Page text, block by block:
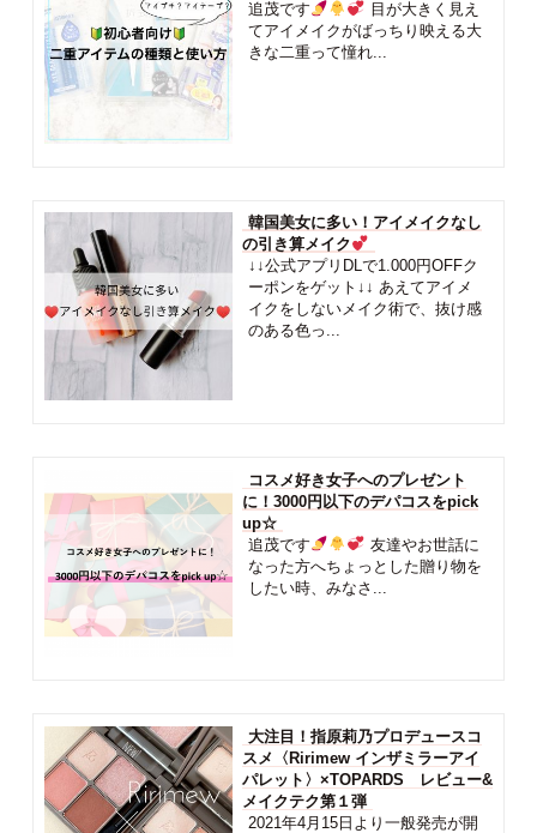
追茂です
目が大きく見え
てアイメイクがばっちり映える大
きな二重って憧れ...
韓国美女に多い！アイメイクなし
の引き算メイク
↓↓公式アプリDLで1.000円OFFク
ーポンをゲット↓↓ あえてアイメ
イクをしないメイク術で、抜け感
のある色っ...
コスメ好き女子へのプレゼント
に！3000円以下のデパコスをpick
up☆
追茂です
友達やお世話に
なった方へちょっとした贈り物を
したい時、みなさ...
大注目！指原莉乃プロデュースコ
スメ〈Ririmew インザミラーアイ
パレット〉×TOPARDS レビュー&
メイクテク第１弾
2021年4月15日より一般発売が開